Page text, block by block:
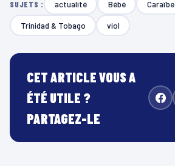
SUJETS : actualité Bébé Caraïbe
Trinidad & Tobago viol
CET ARTICLE VOUS A
ÉTÉ UTILE ?
PARTAGEZ-LE